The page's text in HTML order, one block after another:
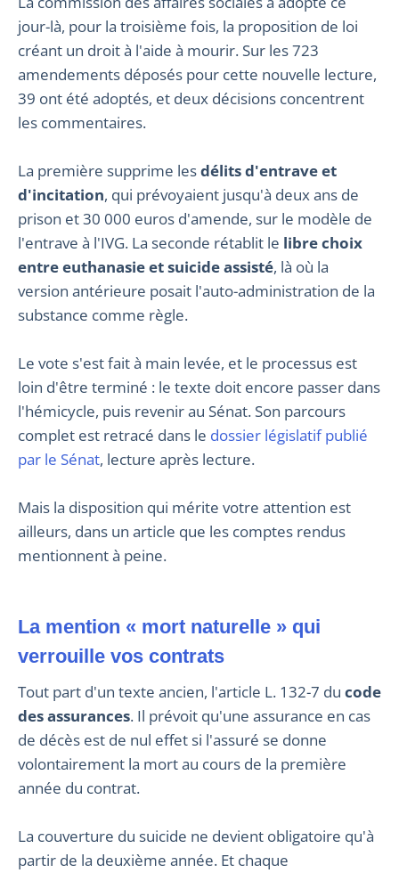
jour-là, pour la troisième fois, la proposition de loi
créant un droit à l'aide à mourir. Sur les 723
amendements déposés pour cette nouvelle lecture,
39 ont été adoptés, et deux décisions concentrent
les commentaires.
La première supprime lesdélits d'entrave et
d'incitation, qui prévoyaient jusqu'à deux ans de
prison et 30 000 euros d'amende, sur le modèle de
l'entrave à l'IVG. La seconde rétablit le libre choix
entre euthanasie et suicide assisté, là où la
version antérieure posait l'auto-administration de la
substance comme règle.
Le vote s'est fait à main levée, et le processus est
loin d'être terminé : le texte doit encore passer dans
l'hémicycle, puis revenir au Sénat. Son parcours
complet est retracé dans le dossier législatif publié
par le Sénat, lecture après lecture.
Mais la disposition qui mérite votre attention est
ailleurs, dans un article que les comptes rendus
mentionnent à peine.
La mention « mort naturelle » qui
verrouille vos contrats
Tout part d'un texte ancien, l'article L. 132-7 du code
des assurances. Il prévoit qu'une assurance en cas
de décès est de nul effet si l'assuré se donne
volontairement la mort au cours de la première
année du contrat.
La couverture du suicide ne devient obligatoire qu'à
partir de la deuxième année. Et chaque